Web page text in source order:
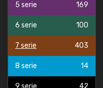
5 serie 169
6 serie 100
7 serie 403
8 serie 14
9 serie 42